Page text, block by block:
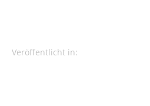
Veröffentlicht in: